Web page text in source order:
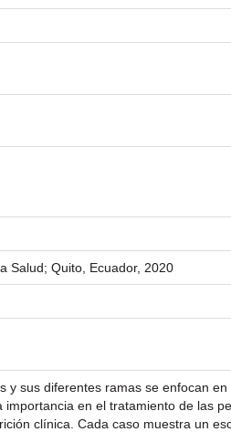
Salud; Quito, Ecuador, 2020
y sus diferentes ramas se enfocan
en el tratamiento de las
clínica. Cada caso muestra un